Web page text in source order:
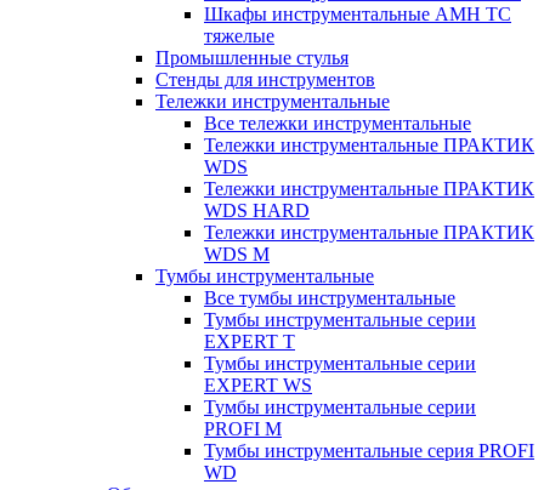
Шкафы инструментальные AMH TC
тяжелые
Промышленные стулья
Стенды для инструментов
Тележки инструментальные
Все тележки инструментальные
Тележки инструментальные ПРАКТИК
WDS
Тележки инструментальные ПРАКТИК
WDS HARD
Тележки инструментальные ПРАКТИК
WDS M
Тумбы инструментальные
Все тумбы инструментальные
Тумбы инструментальные серии
EXPERT T
Тумбы инструментальные серии
EXPERT WS
Тумбы инструментальные серии
PROFI M
Тумбы инструментальные серия PROFI
WD